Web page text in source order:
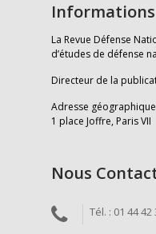
Informations
La Revue Défense
d’études de défense
Directeur de la
Adresse
1 place Joffre, Paris VII
Nous
Tél. : 01 44 42